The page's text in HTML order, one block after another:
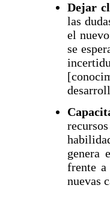
Dejar
las
el
se
genera
frente a
nuevas